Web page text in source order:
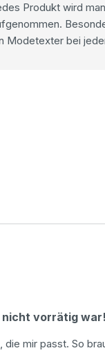
Produkt wird
Modetexter bei
nicht vorrätig war!
mir passt. So